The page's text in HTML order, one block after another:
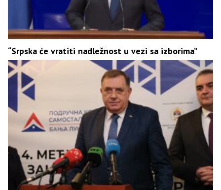
“Srpska će vratiti nadležnost u vezi sa izborima”